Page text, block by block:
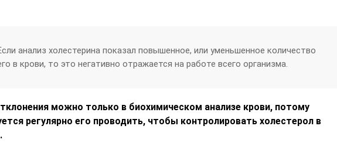
анализ холестерина показал повышенное, или уменьшенное количество
в крови, то это негативно отражается на работе всего организма.
можно только в биохимическом анализе крови, потому
регулярно его проводить, чтобы контролировать холестерол в